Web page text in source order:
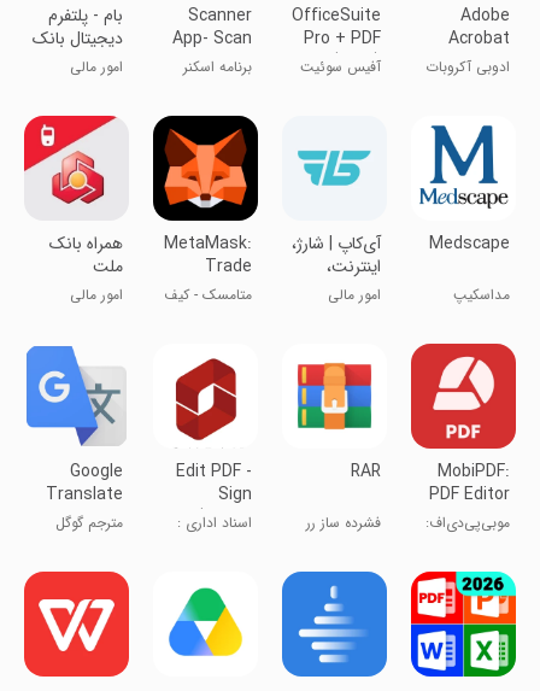
Adobe
Acrobat
Reader:
Edit PDF
ادوبی آکروبات
OfficeSuite
Pro + PDF
(Trial)
آفیس سوئیت
Scanner
App- Scan
PDF
Document
برنامه اسکنر
سند
بام - پلتفرم
دیجیتال بانک
ملی ایران
امور مالی
Medscape
مداسکیپ
‏‏‏‏‏‏‏آی‌کاپ | شارژ،
اینترنت،
کارت‌به‌کارت،
قبوض
امور مالی
MetaMask:
Trade
Crypto
متامسک - کیف
همراه بانک
ملت
امور مالی
MobiPDF:
PDF Editor
& Scanner
موبی‌پی‌دی‌اف:
اسکنر پی‌دی‌اف
RAR
فشرده ساز رر
Edit PDF -
Sign
(Office
اسناد اداری :
Google
Translate
مترجم گوگل